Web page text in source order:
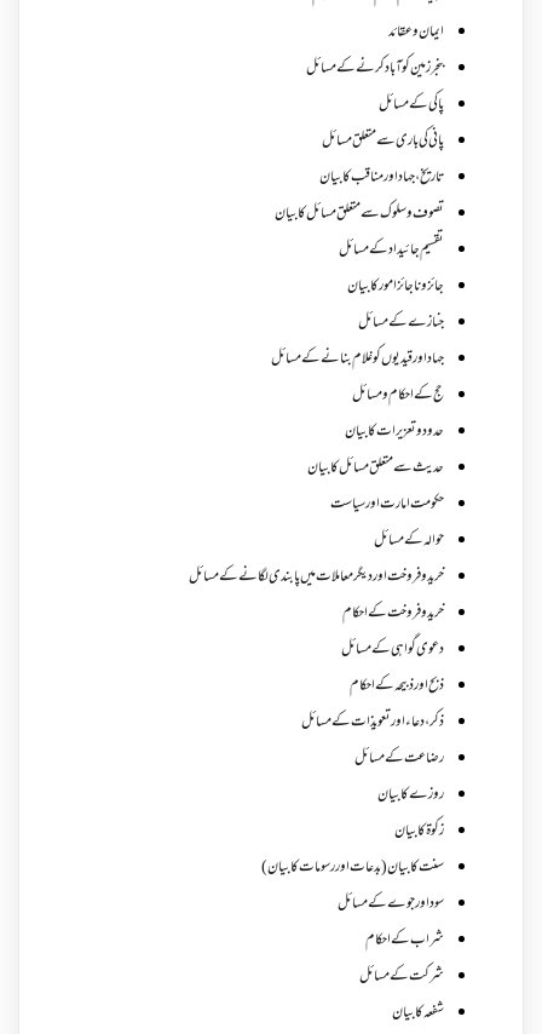
ایمان وعقائد
بنجر زمین کو آباد کرنے کے مسائل
پاکی کے مسائل
پانی کی باری سے متعلق مسائل
تاریخ،جہاد اور مناقب کا بیان
تصوف و سلوک سے متعلق مسائل کا بیان
تقسیم جائیداد کے مسائل
جائز و ناجائزامور کا بیان
جنازے کےمسائل
جہاد اور قیدیوں کو غلام بنانے کے مسائل
حج کے احکام ومسائل
حدود و تعزیرات کا بیان
حدیث سے متعلق مسائل کا بیان
حکومت امارت اور سیاست
حوالہ کے مسائل
خرید و فروخت اور دیگر معاملات میں پابندی لگانے کے مسائل
خرید و فروخت کے احکام
دعوی گواہی کے مسائل
ذبح اور ذبیحہ کے احکام
ذکر،دعاء اور تعویذات کے مسائل
رضاعت کے مسائل
روزے کا بیان
زکوة کابیان
سنت کا بیان (بدعات اور رسومات کا بیان)
سود اور جوے کے مسائل
شراب کے احکام
شرکت کے مسائل
شفعہ کا بیان